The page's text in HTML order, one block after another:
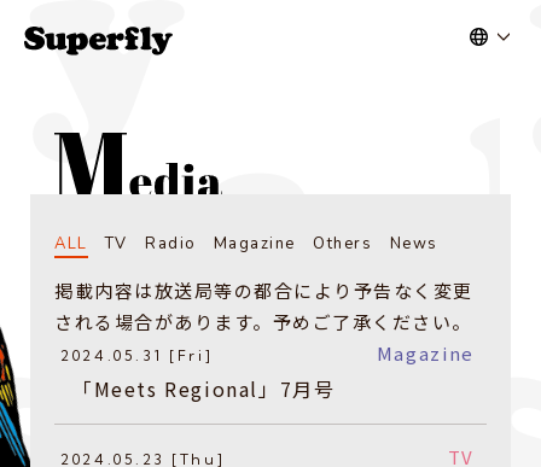
ALL TV Radio Magazine Others News
掲載内容は放送局等の都合により予告なく変更
される場合があります。予めご了承ください。
2024.05.31 [Fri] Magazine
「Meets Regional」7月号
2024.05.23 [Thu] TV